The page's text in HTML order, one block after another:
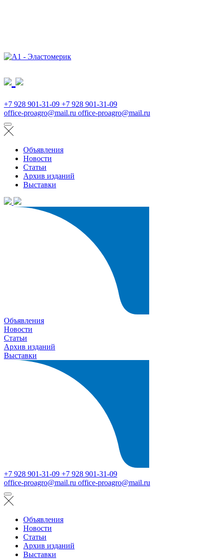
+7 928 901-31-09 +7 928 901-31-09
office-proagro@mail.ru office-proagro@mail.ru
Объявления
Новости
Статьи
Архив изданий
Выставки
Объявления
Новости
Статьи
Архив изданий
Выставки
+7 928 901-31-09 +7 928 901-31-09
office-proagro@mail.ru office-proagro@mail.ru
Объявления
Новости
Статьи
Архив изданий
Выставки